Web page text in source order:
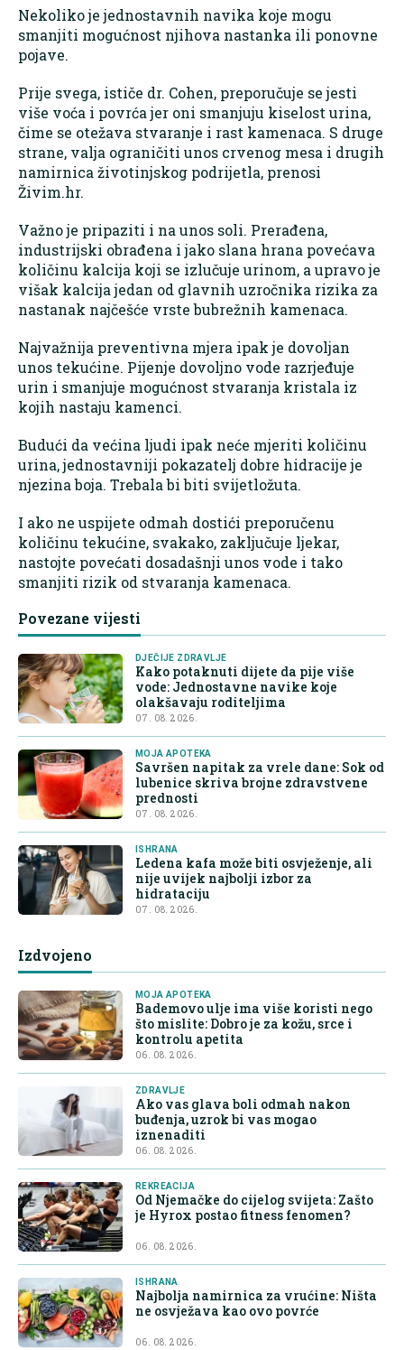
Nekoliko je jednostavnih navika koje mogu
smanjiti mogućnost njihova nastanka ili ponovne
pojave.
Prije svega, ističe dr. Cohen, preporučuje se jesti
više voća i povrća jer oni smanjuju kiselost urina,
čime se otežava stvaranje i rast kamenaca. S druge
strane, valja ograničiti unos crvenog mesa i drugih
namirnica životinjskog podrijetla, prenosi
Živim.hr.
Važno je pripaziti i na unos soli. Prerađena,
industrijski obrađena i jako slana hrana povećava
količinu kalcija koji se izlučuje urinom, a upravo je
višak kalcija jedan od glavnih uzročnika rizika za
nastanak najčešće vrste bubrežnih kamenaca.
Najvažnija preventivna mjera ipak je dovoljan
unos tekućine. Pijenje dovoljno vode razrjeđuje
urin i smanjuje mogućnost stvaranja kristala iz
kojih nastaju kamenci.
Budući da većina ljudi ipak neće mjeriti količinu
urina, jednostavniji pokazatelj dobre hidracije je
njezina boja. Trebala bi biti svijetložuta.
I ako ne uspijete odmah dostići preporučenu
količinu tekućine, svakako, zaključuje ljekar,
nastojte povećati dosadašnji unos vode i tako
smanjiti rizik od stvaranja kamenaca.
Povezane vijesti
DJEČIJE ZDRAVLJE
Kako potaknuti dijete da pije više
vode: Jednostavne navike koje
olakšavaju roditeljima
07. 08. 2026.
MOJA APOTEKA
Savršen napitak za vrele dane: Sok od
lubenice skriva brojne zdravstvene
prednosti
07. 08. 2026.
ISHRANA
Ledena kafa može biti osvježenje, ali
nije uvijek najbolji izbor za
hidrataciju
07. 08. 2026.
Izdvojeno
MOJA APOTEKA
Bademovo ulje ima više koristi nego
što mislite: Dobro je za kožu, srce i
kontrolu apetita
06. 08. 2026.
ZDRAVLJE
Ako vas glava boli odmah nakon
buđenja, uzrok bi vas mogao
iznenaditi
06. 08. 2026.
REKREACIJA
Od Njemačke do cijelog svijeta: Zašto
je Hyrox postao fitness fenomen?
06. 08. 2026.
ISHRANA
Najbolja namirnica za vrućine: Ništa
ne osvježava kao ovo povrće
06. 08. 2026.